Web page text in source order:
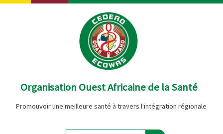
Aller
Organisation Ouest Africaine de la Santé
Promouvoir une meilleure santé à travers l'intégration régionale